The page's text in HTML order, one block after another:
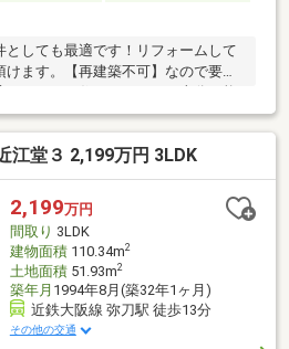
しても最適です！リフォームして
ます。【再建築不可】なので要リ
江堂３ 2,199万円 3LDK
2,199万円
間取り 3LDK
建物面積110.34m2
土地面積51.93m2
築年月 1994年8月(築32年1ヶ月)
近鉄大阪線 弥刀駅 徒歩13分
その他の交通